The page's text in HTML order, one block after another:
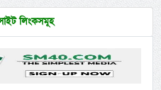
লিংকসমূহ